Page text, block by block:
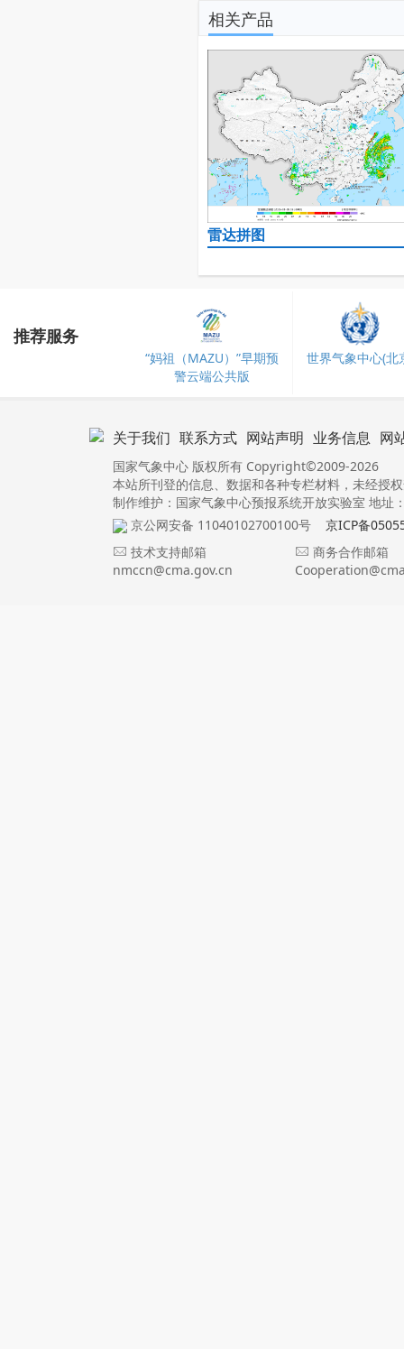
相关产品
雷达拼图
推荐服务
“妈祖（MAZU）”早期预
警云端公共版
世界气象中心(北
关于我们 联系方式 网站声明 业务信息 网
国家气象中心 版权所有 Copyright©2009-2026
本站所刊登的信息、数据和各种专栏材料，未经授
制作维护：国家气象中心预报系统开放实验室 地址
京公网安备 11040102700100号
京ICP备
技术支持邮箱
nmccn@cma.gov.cn
商务合作邮箱